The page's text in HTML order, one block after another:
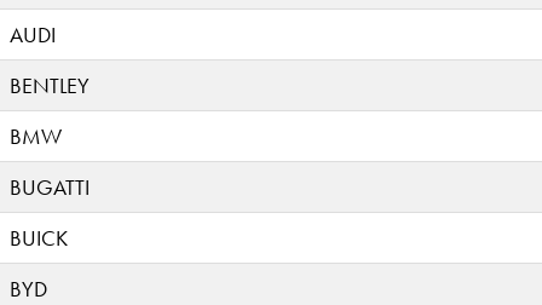
AUDI
BENTLEY
BMW
BUGATTI
BUICK
BYD